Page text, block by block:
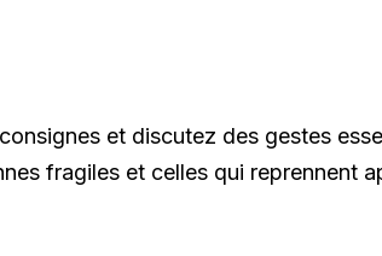
et discutez des gestes
fragiles et celles qui reprennent